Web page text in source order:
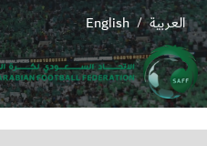
English / العربية